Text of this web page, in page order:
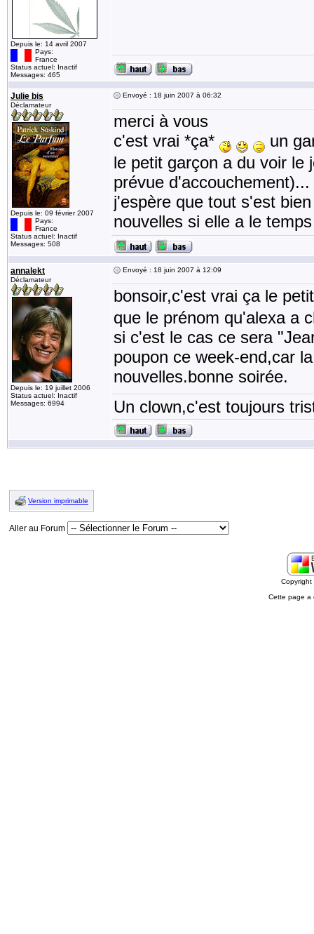
Depuis le: 14 avril 2007
Pays:
France
Status actuel: Inactif
Messages: 465
Julie bis
Déclamateur
Depuis le: 09 février 2007
Pays:
France
Status actuel: Inactif
Messages: 508
Envoyé : 18 juin 2007 à 06:32
merci à vous
c'est vrai *ça*
un
le petit garçon a du voir le
prévue d'accouchement)...
j'espère que tout s'est
nouvelles si elle a le
annalekt
Déclamateur
Depuis le: 19 juillet 2006
Status actuel: Inactif
Messages: 6994
Envoyé : 18 juin 2007 à 12:09
bonsoir,c'est vrai ça le
que le prénom qu'alexa a
si c'est le cas ce sera
poupon ce week-end,car
nouvelles.bonne soirée.
Un clown,c'est toujours
Version imprimable
Aller au Forum
Cette page a